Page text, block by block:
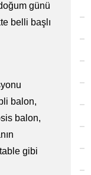
günü
belli başlı
balon,
balon,
gibi